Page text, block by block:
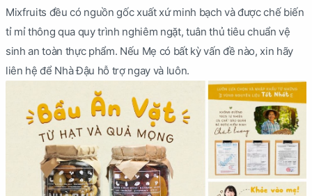
Mixfruits đều có nguồn gốc xuất xứ minh bạch và được chế biến
tỉ mỉ thông qua quy trình nghiêm ngặt, tuân thủ tiêu chuẩn vệ
sinh an toàn thực phẩm. Nếu Mẹ có bất kỳ vấn đề nào, xin hãy
liên hệ để Nhà Đậu hỗ trợ ngay và luôn.